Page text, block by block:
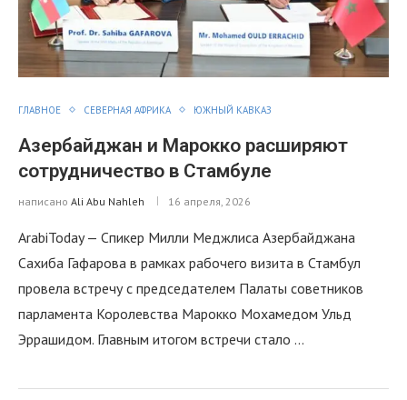
ГЛАВНОЕ СЕВЕРНАЯ АФРИКА ЮЖНЫЙ КАВКАЗ
Азербайджан и Марокко расширяют
сотрудничество в Стамбуле
написано Ali Abu Nahleh 16 апреля, 2026
ArabiToday — Спикер Милли Меджлиса Азербайджана
Сахиба Гафарова в рамках рабочего визита в Стамбул
провела встречу с председателем Палаты советников
парламента Королевства Марокко Мохамедом Ульд
Эррашидом. Главным итогом встречи стало …